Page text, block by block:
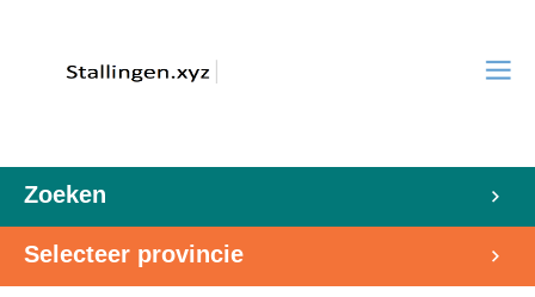
Zoeken
Selecteer provincie